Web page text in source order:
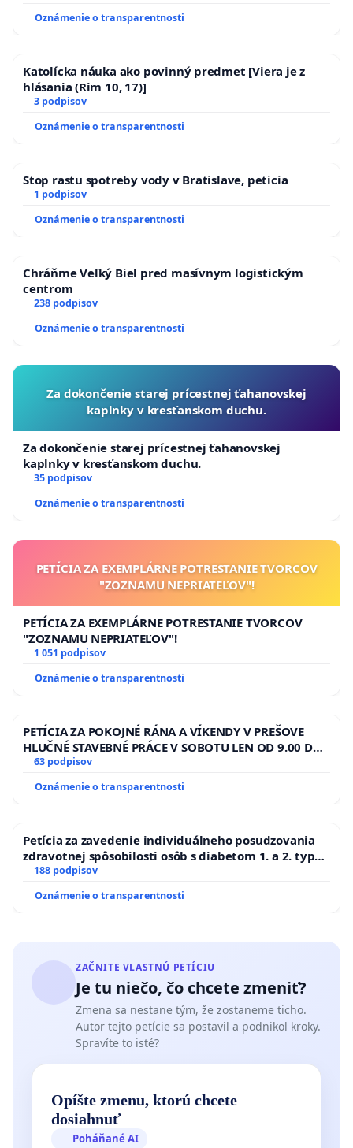
Oznámenie o transparentnosti
Katolícka náuka ako povinný predmet [Viera je z
hlásania (Rim 10, 17)]
3 podpisov
Oznámenie o transparentnosti
Stop rastu spotreby vody v Bratislave, peticia
1 podpisov
Oznámenie o transparentnosti
Chráňme Veľký Biel pred masívnym logistickým
centrom
238 podpisov
Oznámenie o transparentnosti
Za dokončenie starej prícestnej ťahanovskej
kaplnky v kresťanskom duchu.
Za dokončenie starej prícestnej ťahanovskej
kaplnky v kresťanskom duchu.
35 podpisov
Oznámenie o transparentnosti
PETÍCIA ZA EXEMPLÁRNE POTRESTANIE TVORCOV
"ZOZNAMU NEPRIATEĽOV"!
PETÍCIA ZA EXEMPLÁRNE POTRESTANIE TVORCOV
"ZOZNAMU NEPRIATEĽOV"!
1 051 podpisov
Oznámenie o transparentnosti
PETÍCIA ZA POKOJNÉ RÁNA A VÍKENDY V PREŠOVE
HLUČNÉ STAVEBNÉ PRÁCE V SOBOTU LEN OD 9.00 DO
13.00 HOD., CEZ PRACOVNÝ TÝŽDEŇ CIEĽ 8.00 – 18.00
ĎUMBIERSKEJ/MAGU
63 podpisov
Oznámenie o transparentnosti
Petícia za zavedenie individuálneho posudzovania
zdravotnej spôsobilosti osôb s diabetom 1. a 2. typu
pri prijímaní do Policajného zboru SR
188 podpisov
Oznámenie o transparentnosti
ZAČNITE VLASTNÚ PETÍCIU
Je tu niečo, čo chcete zmeniť?
Zmena sa nestane tým, že zostaneme ticho.
Autor tejto petície sa postavil a podnikol kroky.
Spravíte to isté?
Opíšte zmenu, ktorú chcete
dosiahnuť
Poháňané AI